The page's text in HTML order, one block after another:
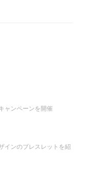
ャンペーンを開催
インのブレスレットを紹